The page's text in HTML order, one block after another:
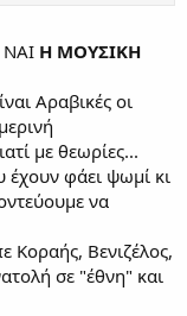
ΝΑΙ Η ΜΟΥΣΙΚΗ
Αραβικές οι
με θεωρίες...
έχουν φάει ψωμί κι
να
Κοραής, Βενιζέλος,
σε "έθνη" και